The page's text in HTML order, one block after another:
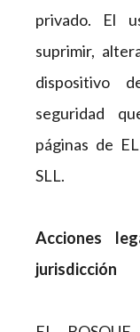
privado. El
suprimir,
dispositivo
seguridad
páginas de
SLL.
Acciones
jurisdicción